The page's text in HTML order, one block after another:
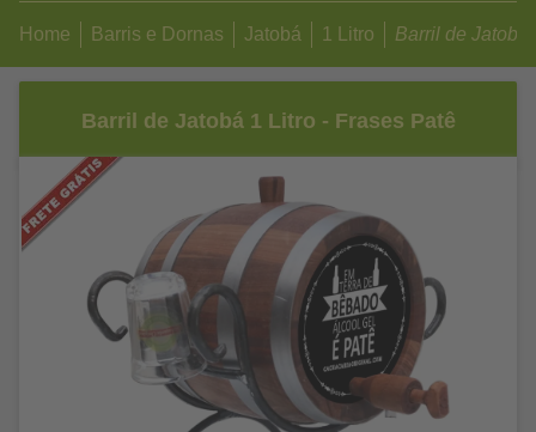
Home Barris e Dornas Jatobá 1 Litro Barril de Jatobá
Barril de Jatobá 1 Litro - Frases Patê